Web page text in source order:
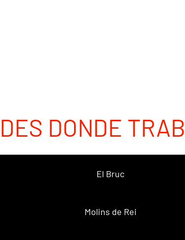
DONDE
El Bruc
Molins de Rei